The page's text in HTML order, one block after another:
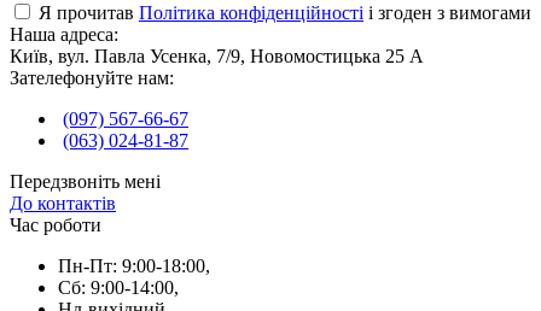
Я прочитав Політика конфіденційності і згоден з вимогами
Наша адреса:
Київ, вул. Павла Усенка, 7/9, Новомостицька 25 А
Зателефонуйте нам:
(097) 567-66-67
(063) 024-81-87
Передзвоніть мені
До контактів
Час роботи
Пн-Пт: 9:00-18:00,
Сб: 9:00-14:00,